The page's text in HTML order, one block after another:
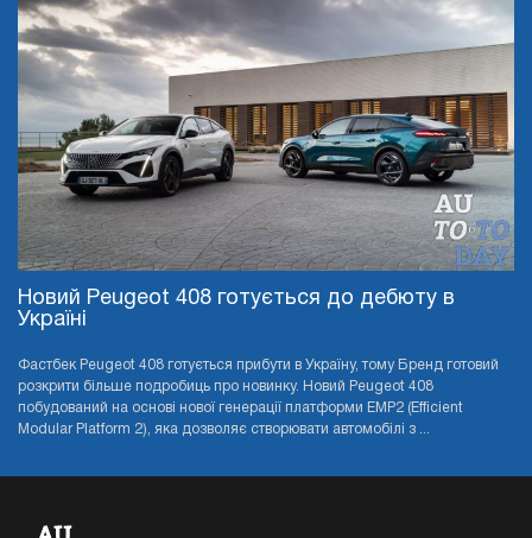
Новий Peugeot 408 готується до дебюту в
Україні
Фастбек Peugeot 408 готується прибути в Україну, тому Бренд готовий
розкрити більше подробиць про новинку. Новий Peugeot 408
побудований на основі нової генерації платформи EMP2 (Efficient
Modular Platform 2), яка дозволяє створювати автомобілі з ...